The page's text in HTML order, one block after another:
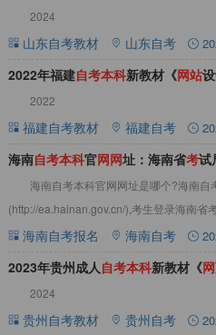
2024
山东自考教材 山东自考
2022年福建自考本科新教材《网站
2022
福建自考教材 福建自考
海南自考本科官网网址：海南省考试
海南自考本科官网网址是哪个?海南
(http://ea.hainan.gov.cn/),考生登录海南省
试网上报名
海南自考报名 海南自考
2023年贵州成人自考本科新教材《网
站买
2024
贵州自考教材 贵州自考